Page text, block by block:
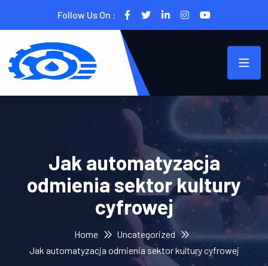
Follow Us On :
Jak automatyzacja
odmienia sektor kultury
cyfrowej
Home
Uncategorized
Jak automatyzacja odmienia sektor kultury cyfrowej